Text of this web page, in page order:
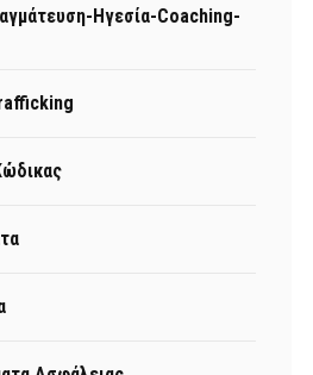
Ηγεσία-Coaching-